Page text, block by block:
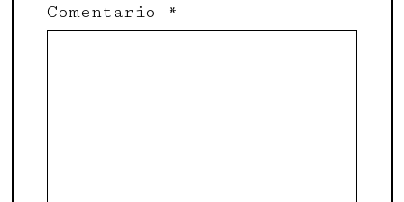
Comentario *